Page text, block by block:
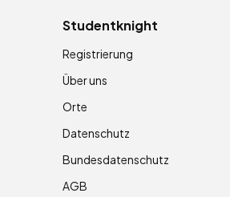
Studentknight
Registrierung
Über uns
Orte
Datenschutz
Bundesdatenschutz
AGB